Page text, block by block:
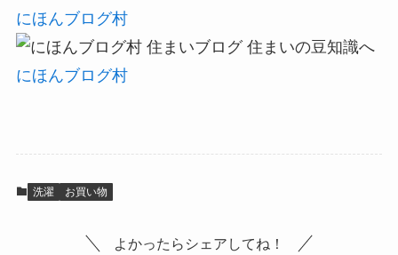
にほんブログ村
にほんブログ村
洗濯 お買い物
よかったらシェアしてね！